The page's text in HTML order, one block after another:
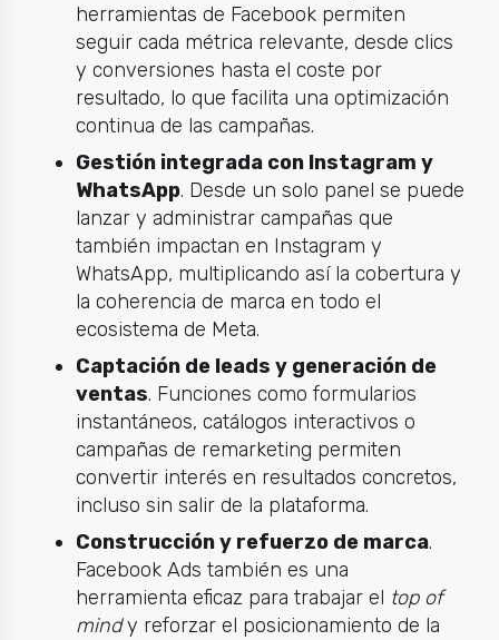
herramientas de Facebook permiten
seguir cada métrica relevante, desde clics
y conversiones hasta el coste por
resultado, lo que facilita una optimización
continua de las campañas.
Gestión integrada con Instagram y
WhatsApp. Desde un solo panel se puede
lanzar y administrar campañas que
también impactan en Instagram y
WhatsApp, multiplicando así la cobertura y
la coherencia de marca en todo el
ecosistema de Meta.
Captación de leads y generación de
ventas. Funciones como formularios
instantáneos, catálogos interactivos o
campañas de remarketing permiten
convertir interés en resultados concretos,
incluso sin salir de la plataforma.
Construcción y refuerzo de marca.
Facebook Ads también es una
herramienta eficaz para trabajar el top of
mindy reforzar el posicionamiento de la